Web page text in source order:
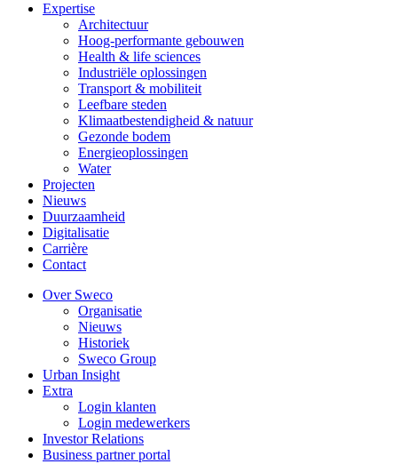
Expertise
Architectuur
Hoog-performante gebouwen
Health & life sciences
Industriële oplossingen
Transport & mobiliteit
Leefbare steden
Klimaatbestendigheid & natuur
Gezonde bodem
Energieoplossingen
Water
Projecten
Nieuws
Duurzaamheid
Digitalisatie
Carrière
Contact
Over Sweco
Organisatie
Nieuws
Historiek
Sweco Group
Urban Insight
Extra
Login klanten
Login medewerkers
Investor Relations
Business partner portal